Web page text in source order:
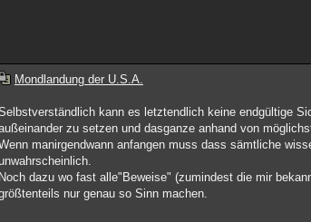
Mondlandung der U.S.A.
kann es letztendlich keine endgültige
zu setzen und dasganze anhand von
manirgendwann anfangen muss dass sämtliche
Noch dazu wo fast alle"Beweise" (zumindest die mir
nur genau so Sinn machen.